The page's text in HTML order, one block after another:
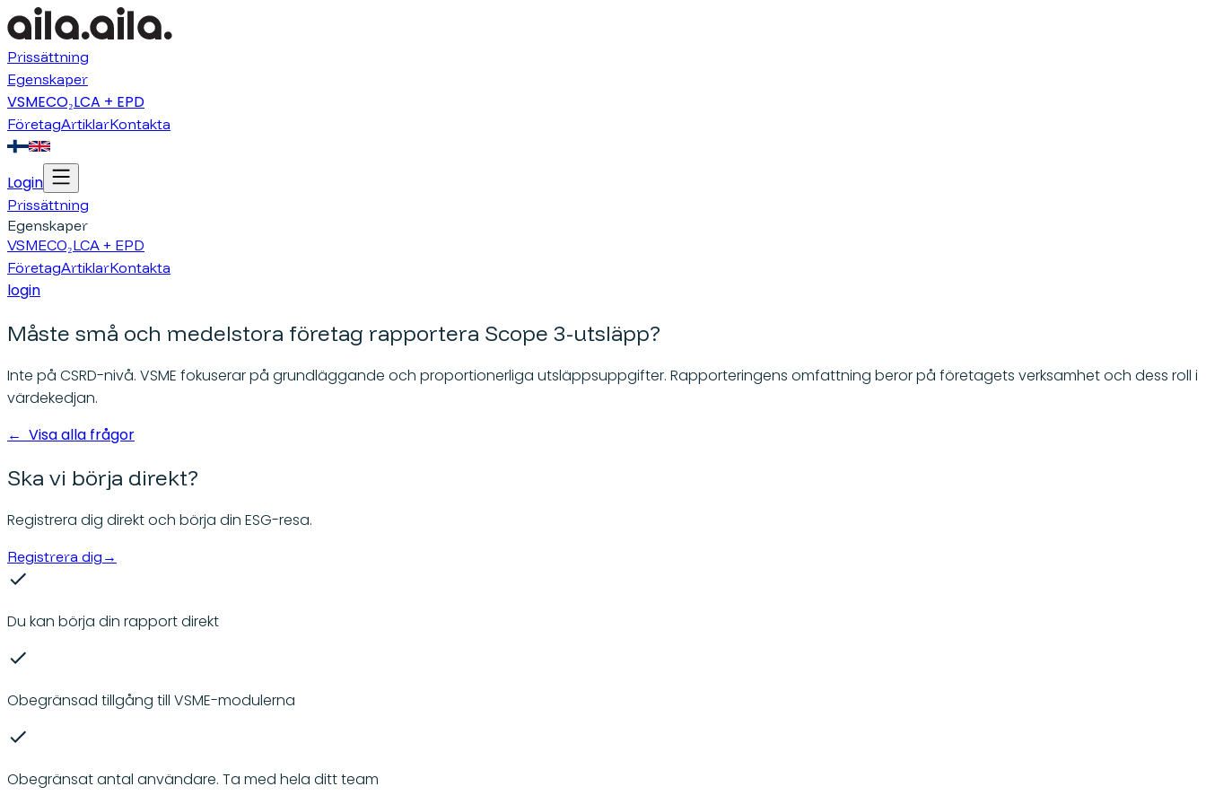
Prissättning
Egenskaper
VSMECO₂LCA + EPD
FöretagArtiklarKontakta
Login
Prissättning
Egenskaper
VSMECO₂LCA + EPD
FöretagArtiklarKontakta
login
Måste små och medelstora företag rapportera Scope 3-utsläpp?
Inte på CSRD-nivå. VSME fokuserar på grundläggande och proportionerliga utsläppsuppgifter. Rapporteringens omfattning beror på företagets verksamhet och dess roll i
värdekedjan.
← Visa alla frågor
Ska vi börja direkt?
Registrera dig direkt och börja din ESG-resa.
Registrera dig →
Du kan börja din rapport direkt
Obegränsad tillgång till VSME-modulerna
Obegränsat antal användare. Ta med hela ditt team